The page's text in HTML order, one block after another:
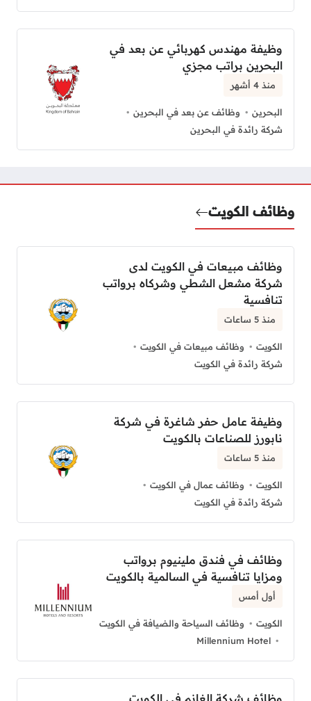
وظيفة مهندس كهربائي عن بعد في
البحرين براتب مجزي
منذ 4 أشهر
البحرين
وظائف عن بعد في البحرين
شركة رائدة في البحرين
وظائف الكويت
وظائف مبيعات في الكويت لدى
شركة مشعل الشطي وشركاه برواتب
تنافسية
منذ 5 ساعات
الكويت
وظائف مبيعات في الكويت
شركة رائدة في الكويت
وظيفة عامل حفر شاغرة في شركة
نابورز للصناعات بالكويت
منذ 5 ساعات
الكويت
وظائف عمال في الكويت
شركة رائدة في الكويت
وظائف في فندق ملينيوم برواتب
ومزايا تنافسية في السالمية بالكويت
أول أمس
الكويت
وظائف السياحة والضيافة في الكويت
Millennium Hotel
وظائف شركة الغانم في الكويت